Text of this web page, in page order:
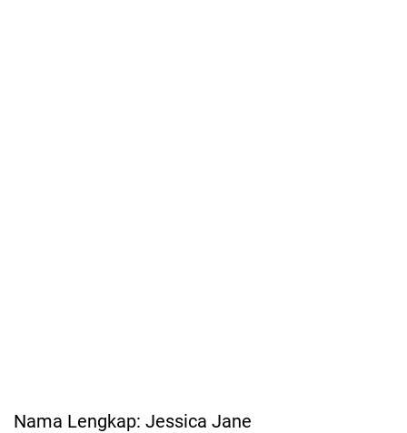
Nama Lengkap: Jessica Jane